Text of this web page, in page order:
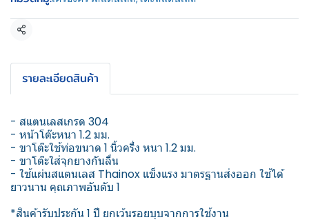
แชร์
รายละเอียดสินค้า
- สแตนเลสเกรด 304
- หน้าโต๊ะหนา 1.2 มม.
- ขาโต๊ะใช้ท่อขนาด 1 นิ้วครึ่ง หนา 1.2 มม.
- ขาโต๊ะใส่จุกยางกันลื่น
- ใช้แผ่นสแตนเลส Thainox แข็งแรง มาตรฐานส่งออก ใช้ได้
ยาวนาน คุณภาพอันดับ 1
*สินค้ารับประกัน 1 ปี ยกเว้นรอยบุบจากการใช้งาน